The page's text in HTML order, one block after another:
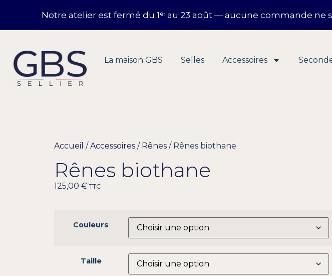
La maison GBS Selles Accessoires
Accueil / Accessoires/ Rênes/ Rênes biothane
Rênes biothane
125,00 € TTC
Couleurs
Taille
Notre atelier est fermé du 1ᵉʳ au 23 août — aucune commande